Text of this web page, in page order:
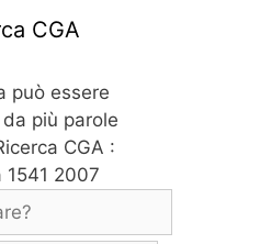
CGA
può essere
più parole
CGA :
1541 2007